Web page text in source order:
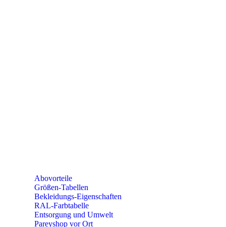
Abovorteile
Größen-Tabellen
Bekleidungs-Eigenschaften
RAL-Farbtabelle
Entsorgung und Umwelt
Pareyshop vor Ort